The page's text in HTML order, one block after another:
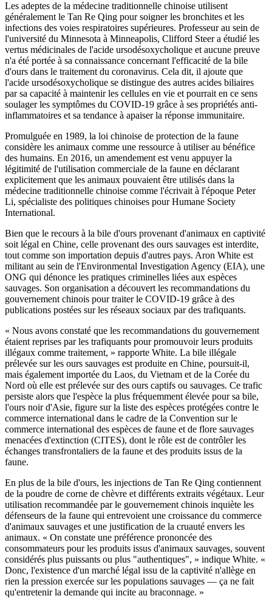
Les adeptes de la médecine traditionnelle chinoise utilisent
généralement le Tan Re Qing pour soigner les bronchites et les
infections des voies respiratoires supérieures. Professeur au sein de
l'université du Minnesota à Minneapolis, Clifford Steer a étudié les
vertus médicinales de l'acide ursodésoxycholique et aucune preuve
n'a été portée à sa connaissance concernant l'efficacité de la bile
d'ours dans le traitement du coronavirus. Cela dit, il ajoute que
l'acide ursodésoxycholique se distingue des autres acides biliaires
par sa capacité à maintenir les cellules en vie et pourrait en ce sens
soulager les symptômes du COVID-19 grâce à ses propriétés anti-
inflammatoires et sa tendance à apaiser la réponse immunitaire.
Promulguée en 1989, la loi chinoise de protection de la faune
considère les animaux comme une ressource à utiliser au bénéfice
des humains. En 2016, un amendement est venu appuyer la
légitimité de l'utilisation commerciale de la faune en déclarant
explicitement que les animaux pouvaient être utilisés dans la
médecine traditionnelle chinoise comme l'écrivait à l'époque Peter
Li, spécialiste des politiques chinoises pour Humane Society
International.
Bien que le recours à la bile d'ours provenant d'animaux en captivité
soit légal en Chine, celle provenant des ours sauvages est interdite,
tout comme son importation depuis d'autres pays. Aron White est
militant au sein de l'Environmental Investigation Agency (EIA), une
ONG qui dénonce les pratiques criminelles liées aux espèces
sauvages. Son organisation a découvert les recommandations du
gouvernement chinois pour traiter le COVID-19 grâce à des
publications postées sur les réseaux sociaux par des trafiquants.
« Nous avons constaté que les recommandations du gouvernement
étaient reprises par les trafiquants pour promouvoir leurs produits
illégaux comme traitement, » rapporte White. La bile illégale
prélevée sur les ours sauvages est produite en Chine, poursuit-il,
mais également importée du Laos, du Vietnam et de la Corée du
Nord où elle est prélevée sur des ours captifs ou sauvages. Ce trafic
persiste alors que l'espèce la plus fréquemment élevée pour sa bile,
l'ours noir d'Asie, figure sur la liste des espèces protégées contre le
commerce international dans le cadre de la Convention sur le
commerce international des espèces de faune et de flore sauvages
menacées d'extinction (CITES), dont le rôle est de contrôler les
échanges transfrontaliers de la faune et des produits issus de la
faune.
En plus de la bile d'ours, les injections de Tan Re Qing contiennent
de la poudre de corne de chèvre et différents extraits végétaux. Leur
utilisation recommandée par le gouvernement chinois inquiète les
défenseurs de la faune qui entrevoient une croissance du commerce
d'animaux sauvages et une justification de la cruauté envers les
animaux. « On constate une préférence prononcée des
consommateurs pour les produits issus d'animaux sauvages, souvent
considérés plus puissants ou plus "authentiques", » indique White. «
Donc, l'existence d'un marché légal issu de la captivité n'allège en
rien la pression exercée sur les populations sauvages — ça ne fait
qu'entretenir la demande qui incite au braconnage. »